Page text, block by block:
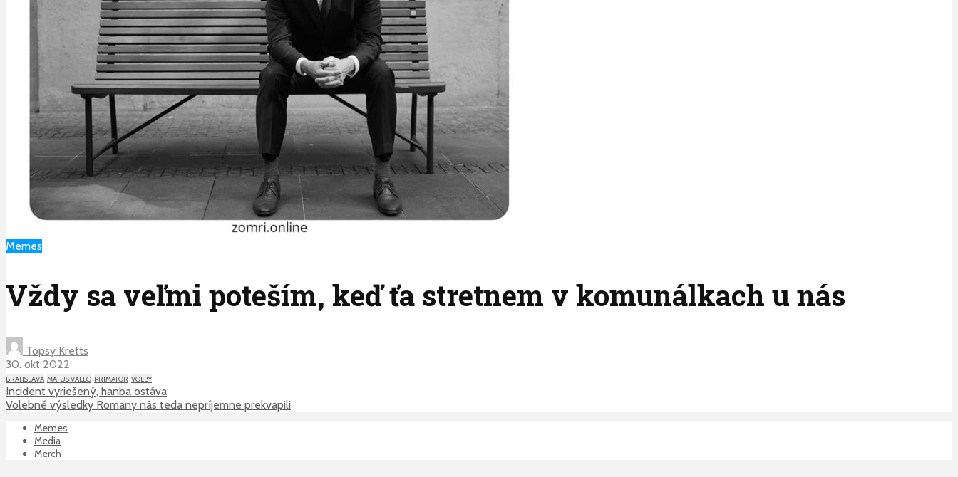
Memes
Vždy sa veľmi poteším, keď ťa stretnem v komunálkach u nás
Topsy Kretts
30. okt 2022
BRATISLAVA MATUS VALLO PRIMATOR VOLBY
Incident vyriešený, hanba ostáva
Volebné výsledky Romany nás teda nepríjemne prekvapili
Memes
Media
Merch